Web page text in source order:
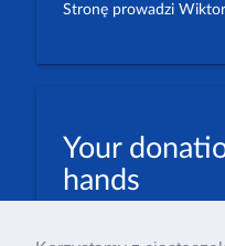
Stronę prowadzi
Your
hands